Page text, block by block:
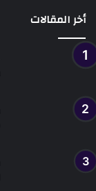
أخر المقالات